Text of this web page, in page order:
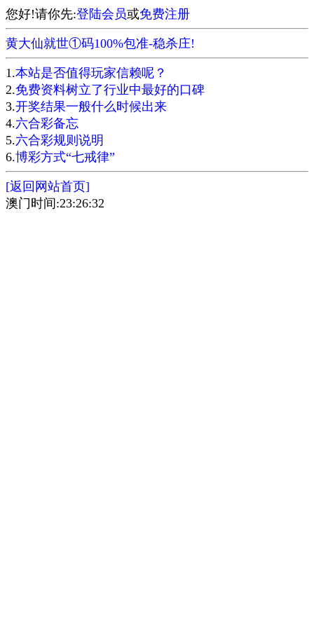
您好!请你先:登陆会员或免费注册
黄大仙就世①码100%包准-稳杀庄!
1.本站是否值得玩家信赖呢？
2.免费资料树立了行业中最好的口碑
3.开奖结果一般什么时候出来
4.六合彩备忘
5.六合彩规则说明
6.博彩方式“七戒律”
[返回网站首页]
澳门时间:23:26:32